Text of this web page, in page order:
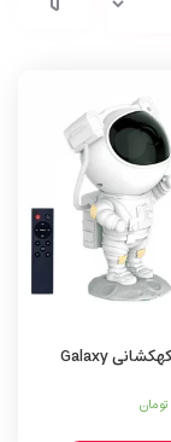
چراغ خواب کهکشانی Galaxy
تومان